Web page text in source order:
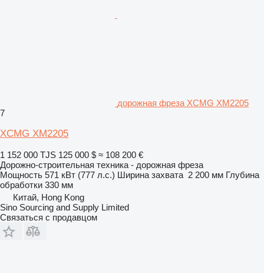
дорожная фреза XCMG XM2205
7
XCMG XM2205
1 152 000 TJS 125 000 $ ≈ 108 200 €
Дорожно-строительная техника - дорожная фреза
Мощность 571 кВт (777 л.с.) Ширина захвата 2 200 мм Глубина
обработки 330 мм
Китай, Hong Kong
Sino Sourcing and Supply Limited
Связаться с продавцом